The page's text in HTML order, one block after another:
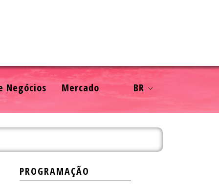
Negócios Mercado BR
PROGRAMAÇÃO